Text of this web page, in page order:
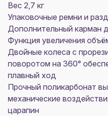
Вес 2,7 кг
Упаковочные ремни и
Дополнительный карман
Функция увеличения
Двойные колеса с
поворотом на 360°
плавный ход
Прочный поликарбонат
механические
царапин